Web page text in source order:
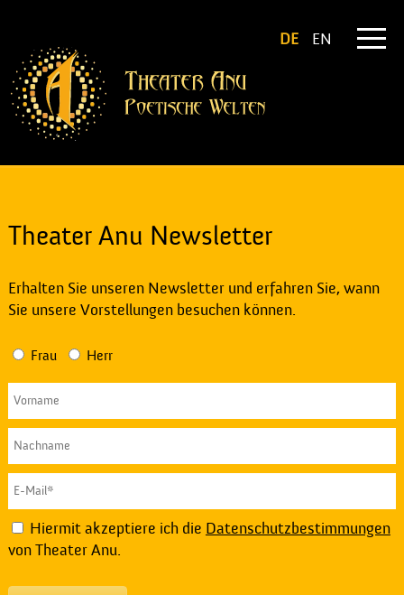
DE EN
Theater Anu Newsletter
Erhalten Sie unseren Newsletter und erfahren Sie, wann
Sie unsere Vorstellungen besuchen können.
Frau Herr
Hiermit akzeptiere ich die Datenschutzbestimmungen
von Theater Anu.